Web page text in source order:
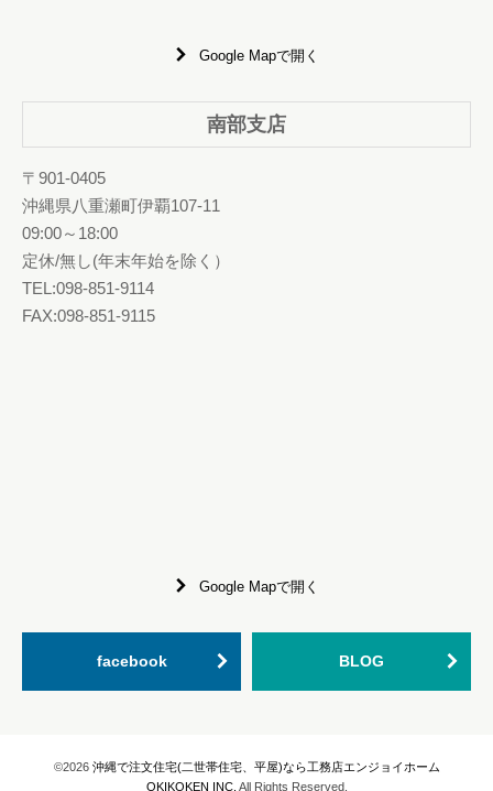
Google Mapで開く
南部支店
〒901-0405
沖縄県八重瀬町伊覇107-11
09:00～18:00
定休/無し(年末年始を除く）
TEL:098-851-9114
FAX:098-851-9115
Google Mapで開く
facebook BLOG
©2026 沖縄で注文住宅(二世帯住宅、平屋)なら工務店エンジョイホーム
OKIKOKEN INC. All Rights Reserved.